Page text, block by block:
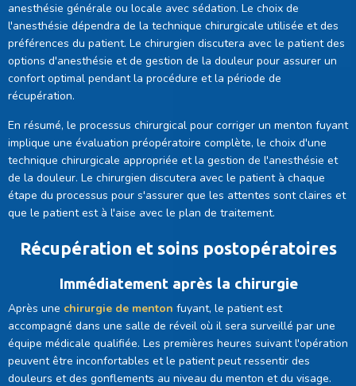
anesthésie générale ou locale avec sédation. Le choix de
l'anesthésie dépendra de la technique chirurgicale utilisée et des
préférences du patient. Le chirurgien discutera avec le patient des
options d'anesthésie et de gestion de la douleur pour assurer un
confort optimal pendant la procédure et la période de
récupération.
En résumé, le processus chirurgical pour corriger un menton fuyant
implique une évaluation préopératoire complète, le choix d'une
technique chirurgicale appropriée et la gestion de l'anesthésie et
de la douleur. Le chirurgien discutera avec le patient à chaque
étape du processus pour s'assurer que les attentes sont claires et
que le patient est à l'aise avec le plan de traitement.
Récupération et soins postopératoires
Immédiatement après la chirurgie
Après une chirurgie de menton fuyant, le patient est
accompagné dans une salle de réveil où il sera surveillé par une
équipe médicale qualifiée. Les premières heures suivant l'opération
peuvent être inconfortables et le patient peut ressentir des
douleurs et des gonflements au niveau du menton et du visage.